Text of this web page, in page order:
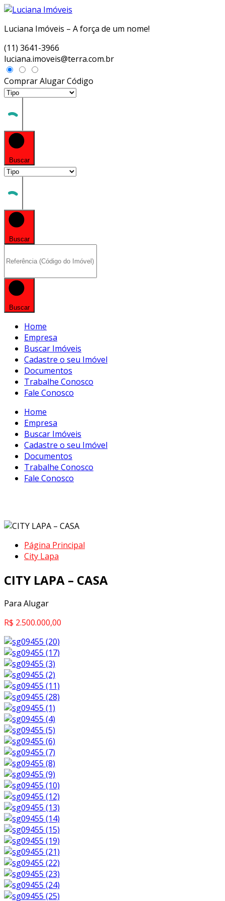
Luciana Imóveis – A força de um nome!
(11) 3641-3966
luciana.imoveis@terra.com.br
ComprarAlugarCódigo
Buscar
Buscar
Buscar
Home
Empresa
Buscar Imóveis
Cadastre o seu Imóvel
Documentos
Trabalhe Conosco
Fale Conosco
Home
Empresa
Buscar Imóveis
Cadastre o seu Imóvel
Documentos
Trabalhe Conosco
Fale Conosco
Página Principal
City Lapa
CITY LAPA – CASA
Para Alugar
R$ 2.500.000,00